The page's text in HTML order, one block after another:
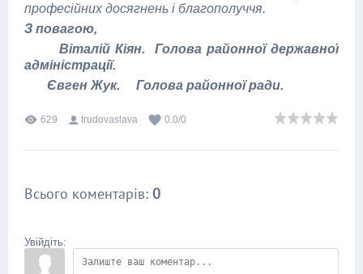
професійних досягнень і благополуччя.
З повагою,
Віталій Кіян. Голова районної державної
адміністрації.
Євген Жук. Голова районної ради.
629 trudovaslava 0.0/0
Всього коментарів: 0
Увійдіть: